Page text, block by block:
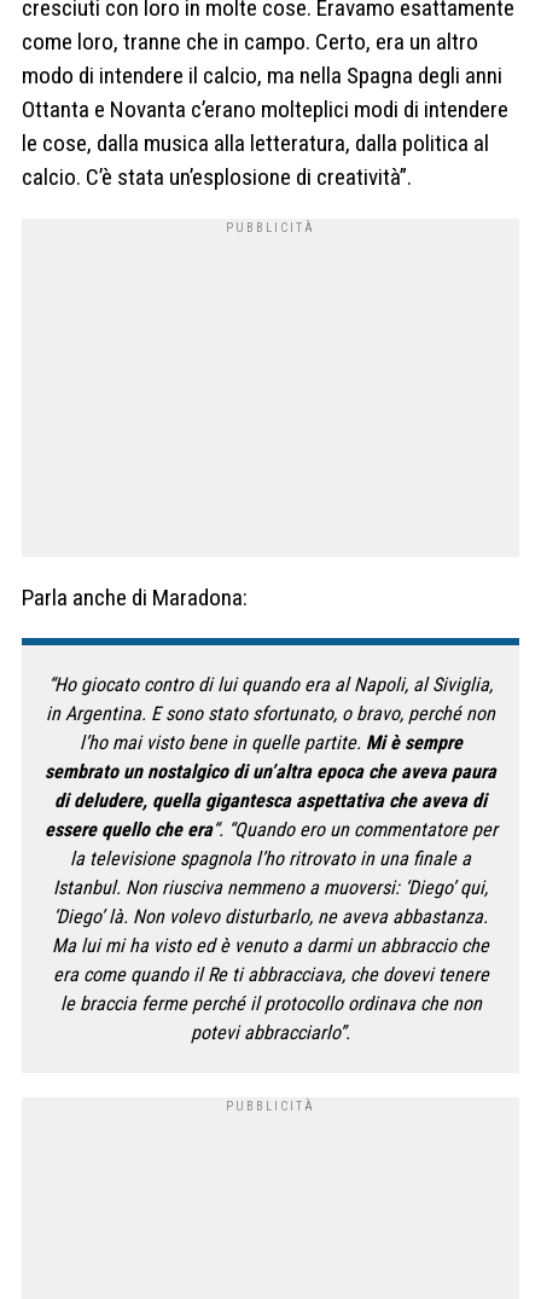
cresciuti con loro in molte cose. Eravamo esattamente
come loro, tranne che in campo. Certo, era un altro
modo di intendere il calcio, ma nella Spagna degli anni
Ottanta e Novanta c’erano molteplici modi di intendere
le cose, dalla musica alla letteratura, dalla politica al
calcio. C’è stata un’esplosione di creatività”.
Parla anche di Maradona:
“Ho giocato contro di lui quando era al Napoli, al Siviglia,
in Argentina. E sono stato sfortunato, o bravo, perché non
l’ho mai visto bene in quelle partite. Mi è sempre
sembrato un nostalgico di un’altra epoca che aveva paura
di deludere, quella gigantesca aspettativa che aveva di
essere quello che era“. “Quando ero un commentatore per
la televisione spagnola l’ho ritrovato in una finale a
Istanbul. Non riusciva nemmeno a muoversi: ‘Diego’ qui,
‘Diego’ là. Non volevo disturbarlo, ne aveva abbastanza.
Ma lui mi ha visto ed è venuto a darmi un abbraccio che
era come quando il Re ti abbracciava, che dovevi tenere
le braccia ferme perché il protocollo ordinava che non
potevi abbracciarlo”.